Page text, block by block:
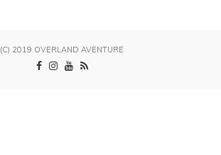
(C) 2019 OVERLAND AVENTURE